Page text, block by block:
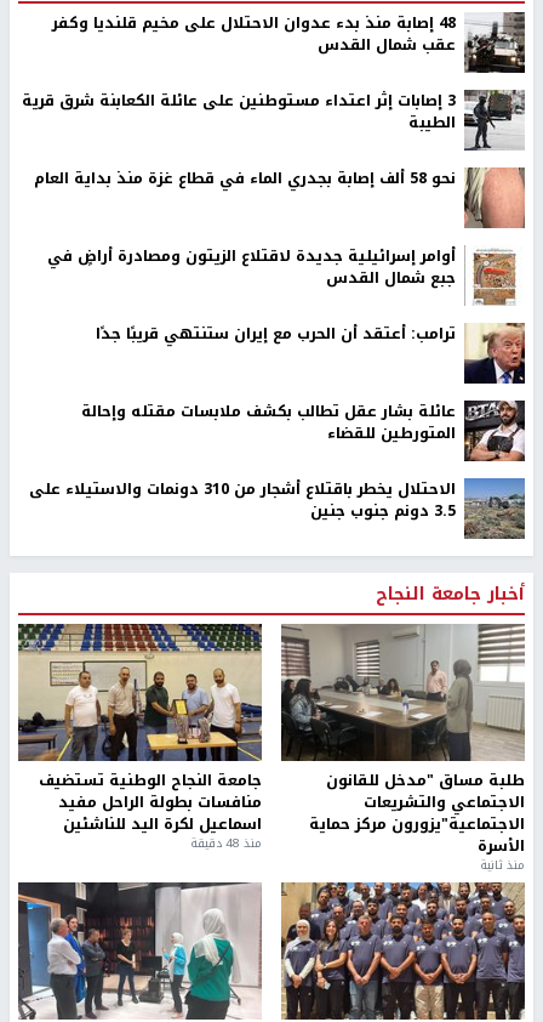
48 إصابة منذ بدء عدوان الاحتلال على مخيم قلنديا وكفر
عقب شمال القدس
‏3 إصابات إثر اعتداء مستوطنين على عائلة الكعابنة شرق قرية
الطيبة
نحو 58 ألف إصابة بجدري الماء في قطاع غزة منذ بداية العام
أوامر إسرائيلية جديدة لاقتلاع الزيتون ومصادرة أراضٍ في
جبع شمال القدس
ترامب: أعتقد أن الحرب مع إيران ستنتهي قريبًا جدًا
عائلة بشار عقل تطالب بكشف ملابسات مقتله وإحالة
المتورطين للقضاء
الاحتلال يخطر باقتلاع أشجار من 310 دونمات والاستيلاء على
3.5 دونم جنوب جنين
أخبار جامعة النجاح
طلبة مساق "مدخل للقانون
الاجتماعي والتشريعات
الاجتماعية"يزورون مركز حماية
الأسرة
منذ ثانية
جامعة النجاح الوطنية تستضيف
منافسات بطولة الراحل مفيد
اسماعيل لكرة اليد للناشئين
منذ 48 دقيقة